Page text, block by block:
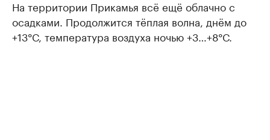
На территории Прикамья всё ещё облачно с
осадками. Продолжится тёплая волна, днём до
+13°С, температура воздуха ночью +3…+8°С.